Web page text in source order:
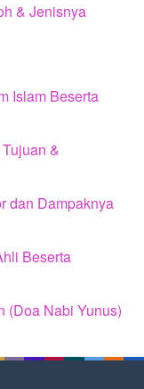
& Jenisnya
Islam Beserta
&
dan Dampaknya
Beserta
(Doa Nabi Yunus)